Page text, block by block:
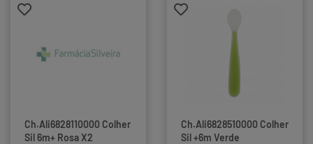
Ch.Ali6828110000 Colher
Sil 6m+ Rosa X2
Ch.Ali6828510000 Colher
Sil +6m Verde